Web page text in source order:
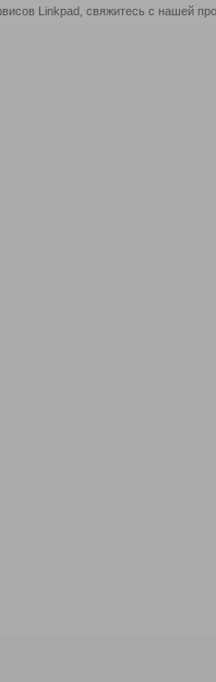
Linkpad, свяжитесь с нашей